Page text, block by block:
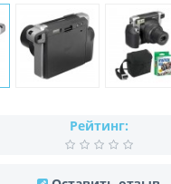
Рейтинг: